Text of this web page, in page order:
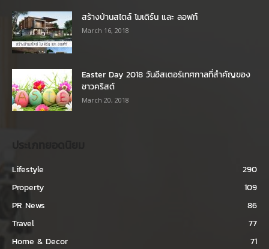
สร้างบ้านสไตล์ โมเดิร์น และ ลอฟท์
March 16, 2018
Easter Day 2018 วันอีสเตอร์เทศกาลที่สำคัญของ
ชาวคริสต์
March 20, 2018
Lifestyle
290
Property
109
PR News
86
Travel
77
Home & Decor
71